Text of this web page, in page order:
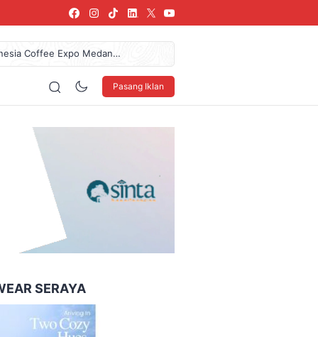
Coffee Expo Medan
Das’ad Latif Untuk
Miliar Dan Pendapatan
Arkindo Konstruksi
Pasang Iklan
SERAYA